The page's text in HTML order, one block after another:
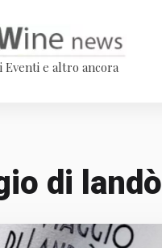
e altro ancora
di landò